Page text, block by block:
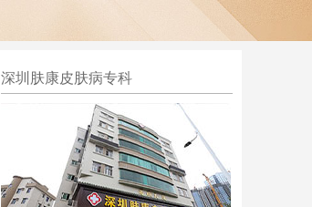
深圳肤康皮肤病专科